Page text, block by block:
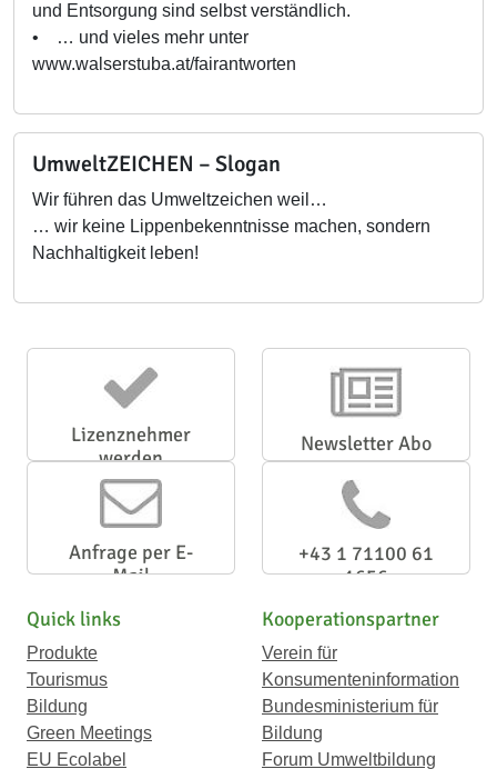
und Entsorgung sind selbst verständlich.
• … und vieles mehr unter
www.walserstuba.at/fairantworten
UmweltZEICHEN – Slogan
Wir führen das Umweltzeichen weil…
… wir keine Lippenbekenntnisse machen, sondern
Nachhaltigkeit leben!
Lizenznehmer
werden
Newsletter Abo
Anfrage per E-
Mail
+43 1 71100 61
1656
Quick links
Produkte
Tourismus
Bildung
Green Meetings
EU Ecolabel
Kooperationspartner
Verein für
Konsumenteninformation
Bundesministerium für
Bildung
Forum Umweltbildung